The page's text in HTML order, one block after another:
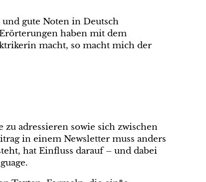
gute Noten in Deutsch
haben mit dem
macht, so macht mich der
adressieren sowie sich zwischen
in einem Newsletter muss anders
hat Einfluss darauf – und dabei